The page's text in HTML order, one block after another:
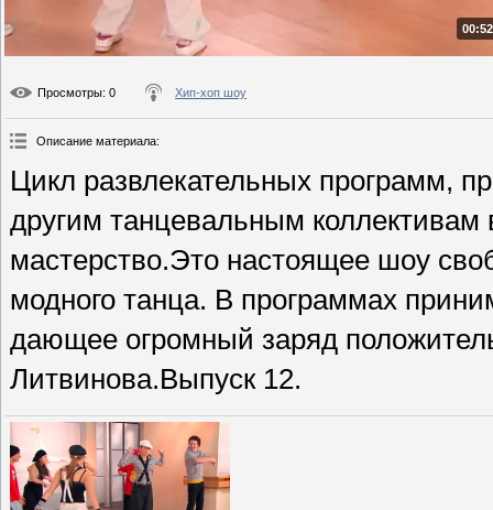
Просмотры: 0 Хип-хоп шоу
Описание материала:
Цикл развлекательных программ,
другим танцевальным коллективам
мастерство.Это настоящее шоу
модного танца. В программах
дающее огромный заряд
Литвинова.Выпуск 12.